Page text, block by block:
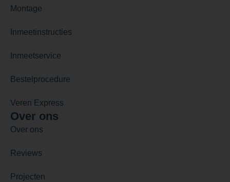
Montage
Inmeetinstructies
Inmeetservice
Bestelprocedure
Veren Express
Over ons
Over ons
Reviews
Projecten